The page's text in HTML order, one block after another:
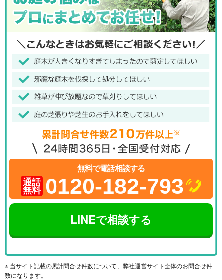
無料で電話相談する
通話
無料 0120-182-793
LINEで相談する
※ 当サイト記載の累計問合せ件数について、弊社運営サイト全体のお問合せ件
数になります。